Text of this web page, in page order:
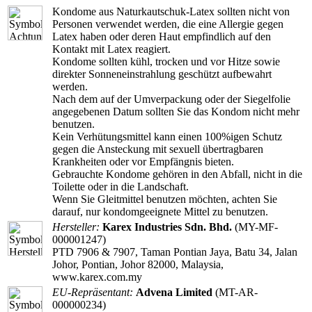
Kondome aus Naturkautschuk-Latex sollten nicht von
Personen verwendet werden, die eine Allergie gegen
Latex haben oder deren Haut empfindlich auf den
Kontakt mit Latex reagiert.
Kondome sollten kühl, trocken und vor Hitze sowie
direkter Sonneneinstrahlung geschützt aufbewahrt
werden.
Nach dem auf der Umverpackung oder der Siegelfolie
angegebenen Datum sollten Sie das Kondom nicht mehr
benutzen.
Kein Verhütungsmittel kann einen 100%igen Schutz
gegen die Ansteckung mit sexuell übertragbaren
Krankheiten oder vor Empfängnis bieten.
Gebrauchte Kondome gehören in den Abfall, nicht in die
Toilette oder in die Landschaft.
Wenn Sie Gleitmittel benutzen möchten, achten Sie
darauf, nur kondomgeeignete Mittel zu benutzen.
Hersteller: Karex Industries Sdn. Bhd. (MY-MF-
000001247)
PTD 7906 & 7907, Taman Pontian Jaya, Batu 34, Jalan
Johor, Pontian, Johor 82000, Malaysia,
www.karex.com.my
EU-Repräsentant: Advena Limited (MT-AR-
000000234)